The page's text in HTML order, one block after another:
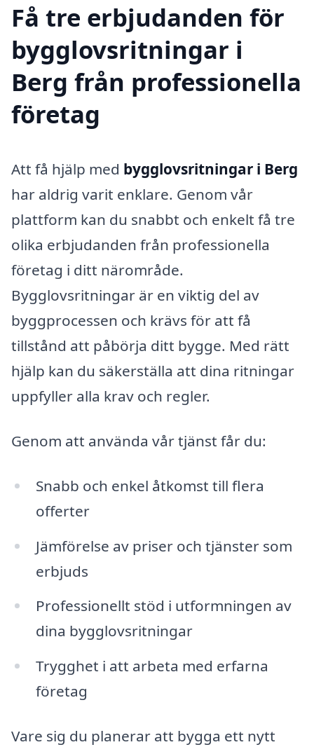
Få tre erbjudanden för
bygglovsritningar i
Berg från professionella
företag
Att få hjälp med bygglovsritningar i Berg
har aldrig varit enklare. Genom vår
plattform kan du snabbt och enkelt få tre
olika erbjudanden från professionella
företag i ditt närområde.
Bygglovsritningar är en viktig del av
byggprocessen och krävs för att få
tillstånd att påbörja ditt bygge. Med rätt
hjälp kan du säkerställa att dina ritningar
uppfyller alla krav och regler.
Genom att använda vår tjänst får du:
Snabb och enkel åtkomst till flera
offerter
Jämförelse av priser och tjänster som
erbjuds
Professionellt stöd i utformningen av
dina bygglovsritningar
Trygghet i att arbeta med erfarna
företag
Vare sig du planerar att bygga ett nytt